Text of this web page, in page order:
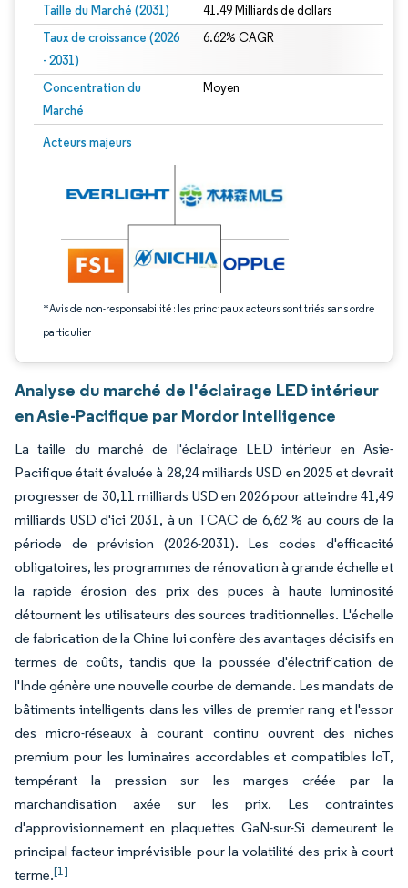
Taille du Marché (2031) 41.49 Milliards de dollars
Taux de croissance (2026
- 2031)
6.62% CAGR
Concentration du
Marché
Moyen
Acteurs majeurs
*Avis de non-responsabilité : les principaux acteurs sont triés sans ordre
particulier
Image © Mordor Intelligence. La réutilisation nécessite une attribution sous CC
Analyse du marché de l'éclairage LED intérieur
en Asie-Pacifique par Mordor Intelligence
La taille du marché de l'éclairage LED intérieur en Asie-
Pacifique était évaluée à 28,24 milliards USD en 2025 et devrait
progresser de 30,11 milliards USD en 2026 pour atteindre 41,49
milliards USD d'ici 2031, à un TCAC de 6,62 % au cours de la
période de prévision (2026-2031). Les codes d'efficacité
obligatoires, les programmes de rénovation à grande échelle et
la rapide érosion des prix des puces à haute luminosité
détournent les utilisateurs des sources traditionnelles. L'échelle
de fabrication de la Chine lui confère des avantages décisifs en
termes de coûts, tandis que la poussée d'électrification de
l'Inde génère une nouvelle courbe de demande. Les mandats de
bâtiments intelligents dans les villes de premier rang et l'essor
des micro-réseaux à courant continu ouvrent des niches
premium pour les luminaires accordables et compatibles IoT,
tempérant la pression sur les marges créée par la
marchandisation axée sur les prix. Les contraintes
d'approvisionnement en plaquettes GaN-sur-Si demeurent le
principal facteur imprévisible pour la volatilité des prix à court
terme.[1]